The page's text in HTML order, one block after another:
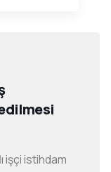
işçi istihdam